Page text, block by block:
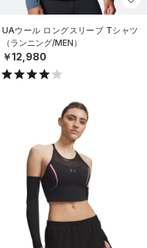
UAウール ロングスリーブ Tシャツ
（ランニング/MEN）
￥12,980